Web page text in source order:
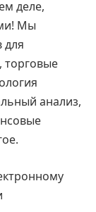
деле,
Мы
для
торговые
анализ,